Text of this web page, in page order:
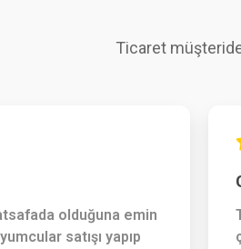
Ticaret
olduğuna emin
satışı yapıp